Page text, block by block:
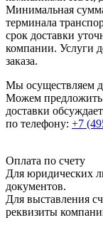
Минимальная
терминала
срок доставки
компании. Услуги
заказа.
Мы осуществляем
Можем
доставки
по телефону: +7
Оплата по счету
Для юридических
документов.
Для выставления
реквизиты